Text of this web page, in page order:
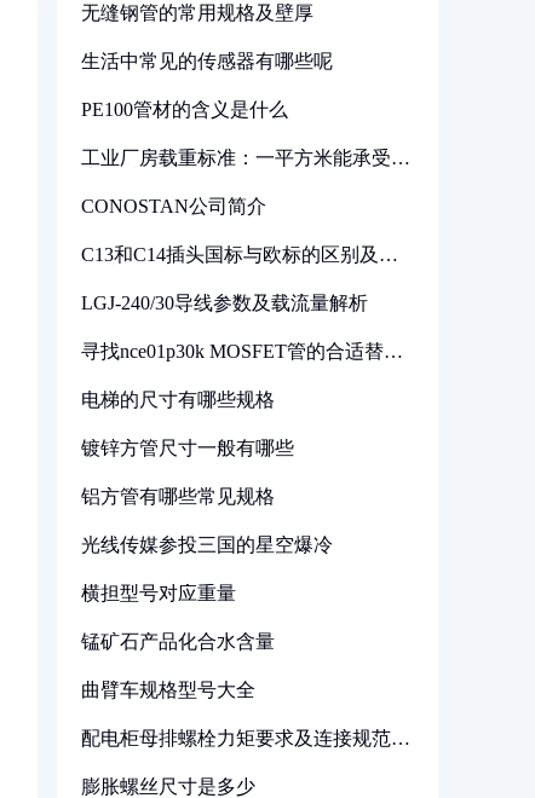
无缝钢管的常用规格及壁厚
生活中常见的传感器有哪些呢
PE100管材的含义是什么
工业厂房载重标准：一平方米能承受多
CONOSTAN公司简介
C13和C14插头国标与欧标的区别及其
LGJ-240/30导线参数及载流量解析
寻找nce01p30k MOSFET管的合适替代
电梯的尺寸有哪些规格
镀锌方管尺寸一般有哪些
铝方管有哪些常见规格
光线传媒参投三国的星空爆冷
横担型号对应重量
锰矿石产品化合水含量
曲臂车规格型号大全
配电柜母排螺栓力矩要求及连接规范详
膨胀螺丝尺寸是多少